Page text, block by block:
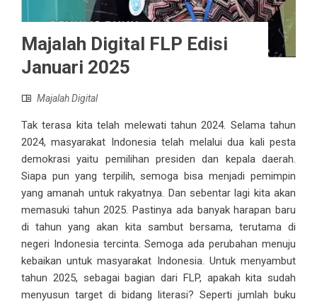
Majalah Digital FLP Edisi
Januari 2025
Majalah Digital
Tak terasa kita telah melewati tahun 2024. Selama tahun
2024, masyarakat Indonesia telah melalui dua kali pesta
demokrasi yaitu pemilihan presiden dan kepala daerah.
Siapa pun yang terpilih, semoga bisa menjadi pemimpin
yang amanah untuk rakyatnya. Dan sebentar lagi kita akan
memasuki tahun 2025. Pastinya ada banyak harapan baru
di tahun yang akan kita sambut bersama, terutama di
negeri Indonesia tercinta. Semoga ada perubahan menuju
kebaikan untuk masyarakat Indonesia. Untuk menyambut
tahun 2025, sebagai bagian dari FLP, apakah kita sudah
menyusun target di bidang literasi? Seperti jumlah buku